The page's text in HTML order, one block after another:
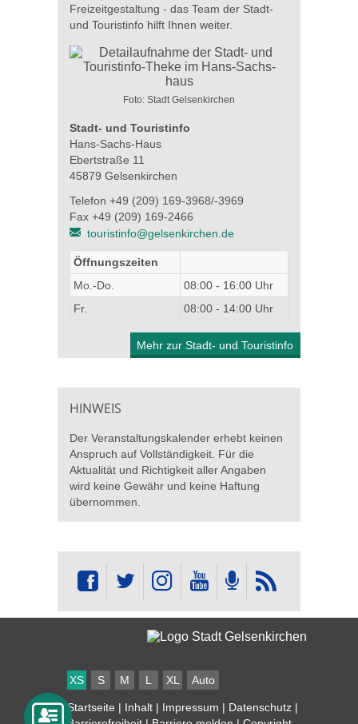
Freizeitgestaltung - das Team der Stadt-
und Touristinfo hilft Ihnen weiter.
Foto: Stadt Gelsenkirchen
Stadt- und Touristinfo
Hans-Sachs-Haus
Ebertstraße 11
45879 Gelsenkirchen
Telefon +49 (209) 169-3968/-3969
Fax +49 (209) 169-2466
touristinfo@gelsenkirchen.de
Öffnungszeiten
Mo.-Do.
08:00 - 16:00 Uhr
Fr.
08:00 - 14:00 Uhr
Mehr zur Stadt- und Touristinfo
HINWEIS
Der Veranstaltungskalender erhebt keinen
Anspruch auf Vollständigkeit. Für die
Aktualität und Richtigkeit aller Angaben
wird keine Gewähr und keine Haftung
übernommen.
XS S M L XL Auto
Startseite | Inhalt | Impressum | Datenschutz |